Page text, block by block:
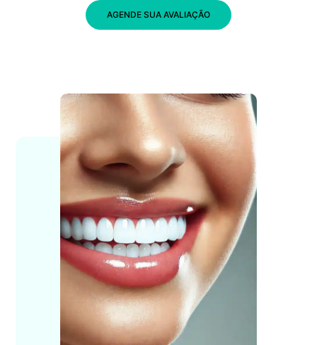
AGENDE SUA AVALIAÇÃO